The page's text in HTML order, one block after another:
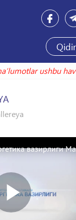
ushbu havolada